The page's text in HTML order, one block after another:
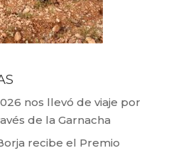
nos llevó de viaje por
de la Garnacha
recibe el Premio